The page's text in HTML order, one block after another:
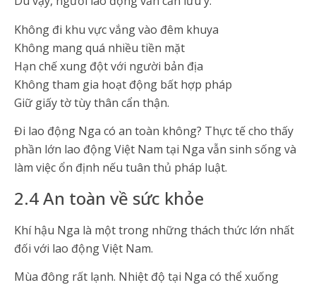
Không đi khu vực vắng vào đêm khuya
Không mang quá nhiều tiền mặt
Hạn chế xung đột với người bản địa
Không tham gia hoạt động bất hợp pháp
Giữ giấy tờ tùy thân cẩn thận.
Đi lao động Nga có an toàn không? Thực tế cho thấy
phần lớn lao động Việt Nam tại Nga vẫn sinh sống và
làm việc ổn định nếu tuân thủ pháp luật.
2.4 An toàn về sức khỏe
Khí hậu Nga là một trong những thách thức lớn nhất
đối với lao động Việt Nam.
Mùa đông rất lạnh. Nhiệt độ tại Nga có thể xuống